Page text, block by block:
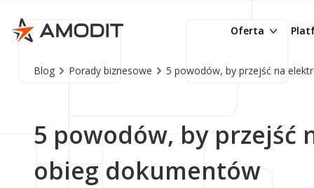
Oferta
e-Teczka
eDoręczenia
Obieg umów
AMODIT AI OCR
Rozliczanie
Delegacje
Wnioski
Podpisywanie
Blog Porady biznesowe 5 powodów, by przejść na
5 powodów, by przejść
obieg dokumentów